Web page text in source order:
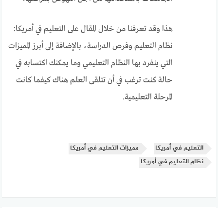
هذا وقد تعرفنا من خلال المقال على التعليم في أمريكا:
نظام التعليم وفرص الدراسة، بالإضافة إلى أبرز المميزات
التي ينفرد بها النظام التعليمي وما يمكنك اكتسابه في
حالة كنت ترغب في أن تتلقى العلم هناك كيفما كانت
المرحلة التعليمية.
التعليم في أمريكا
مميزات التعليم في أمريكا
نظام التعليم في أمريكا